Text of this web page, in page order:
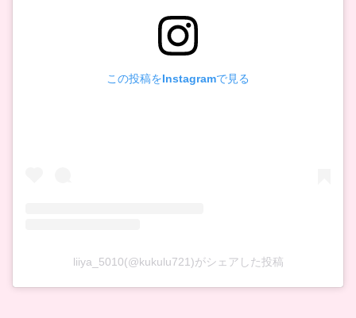
この投稿をInstagramで見る
liiya_5010(@kukulu721)がシェアした投稿